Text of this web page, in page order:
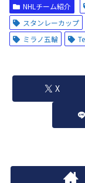
NHLチーム紹介
スタンレーカップ
ミラノ五輪
X